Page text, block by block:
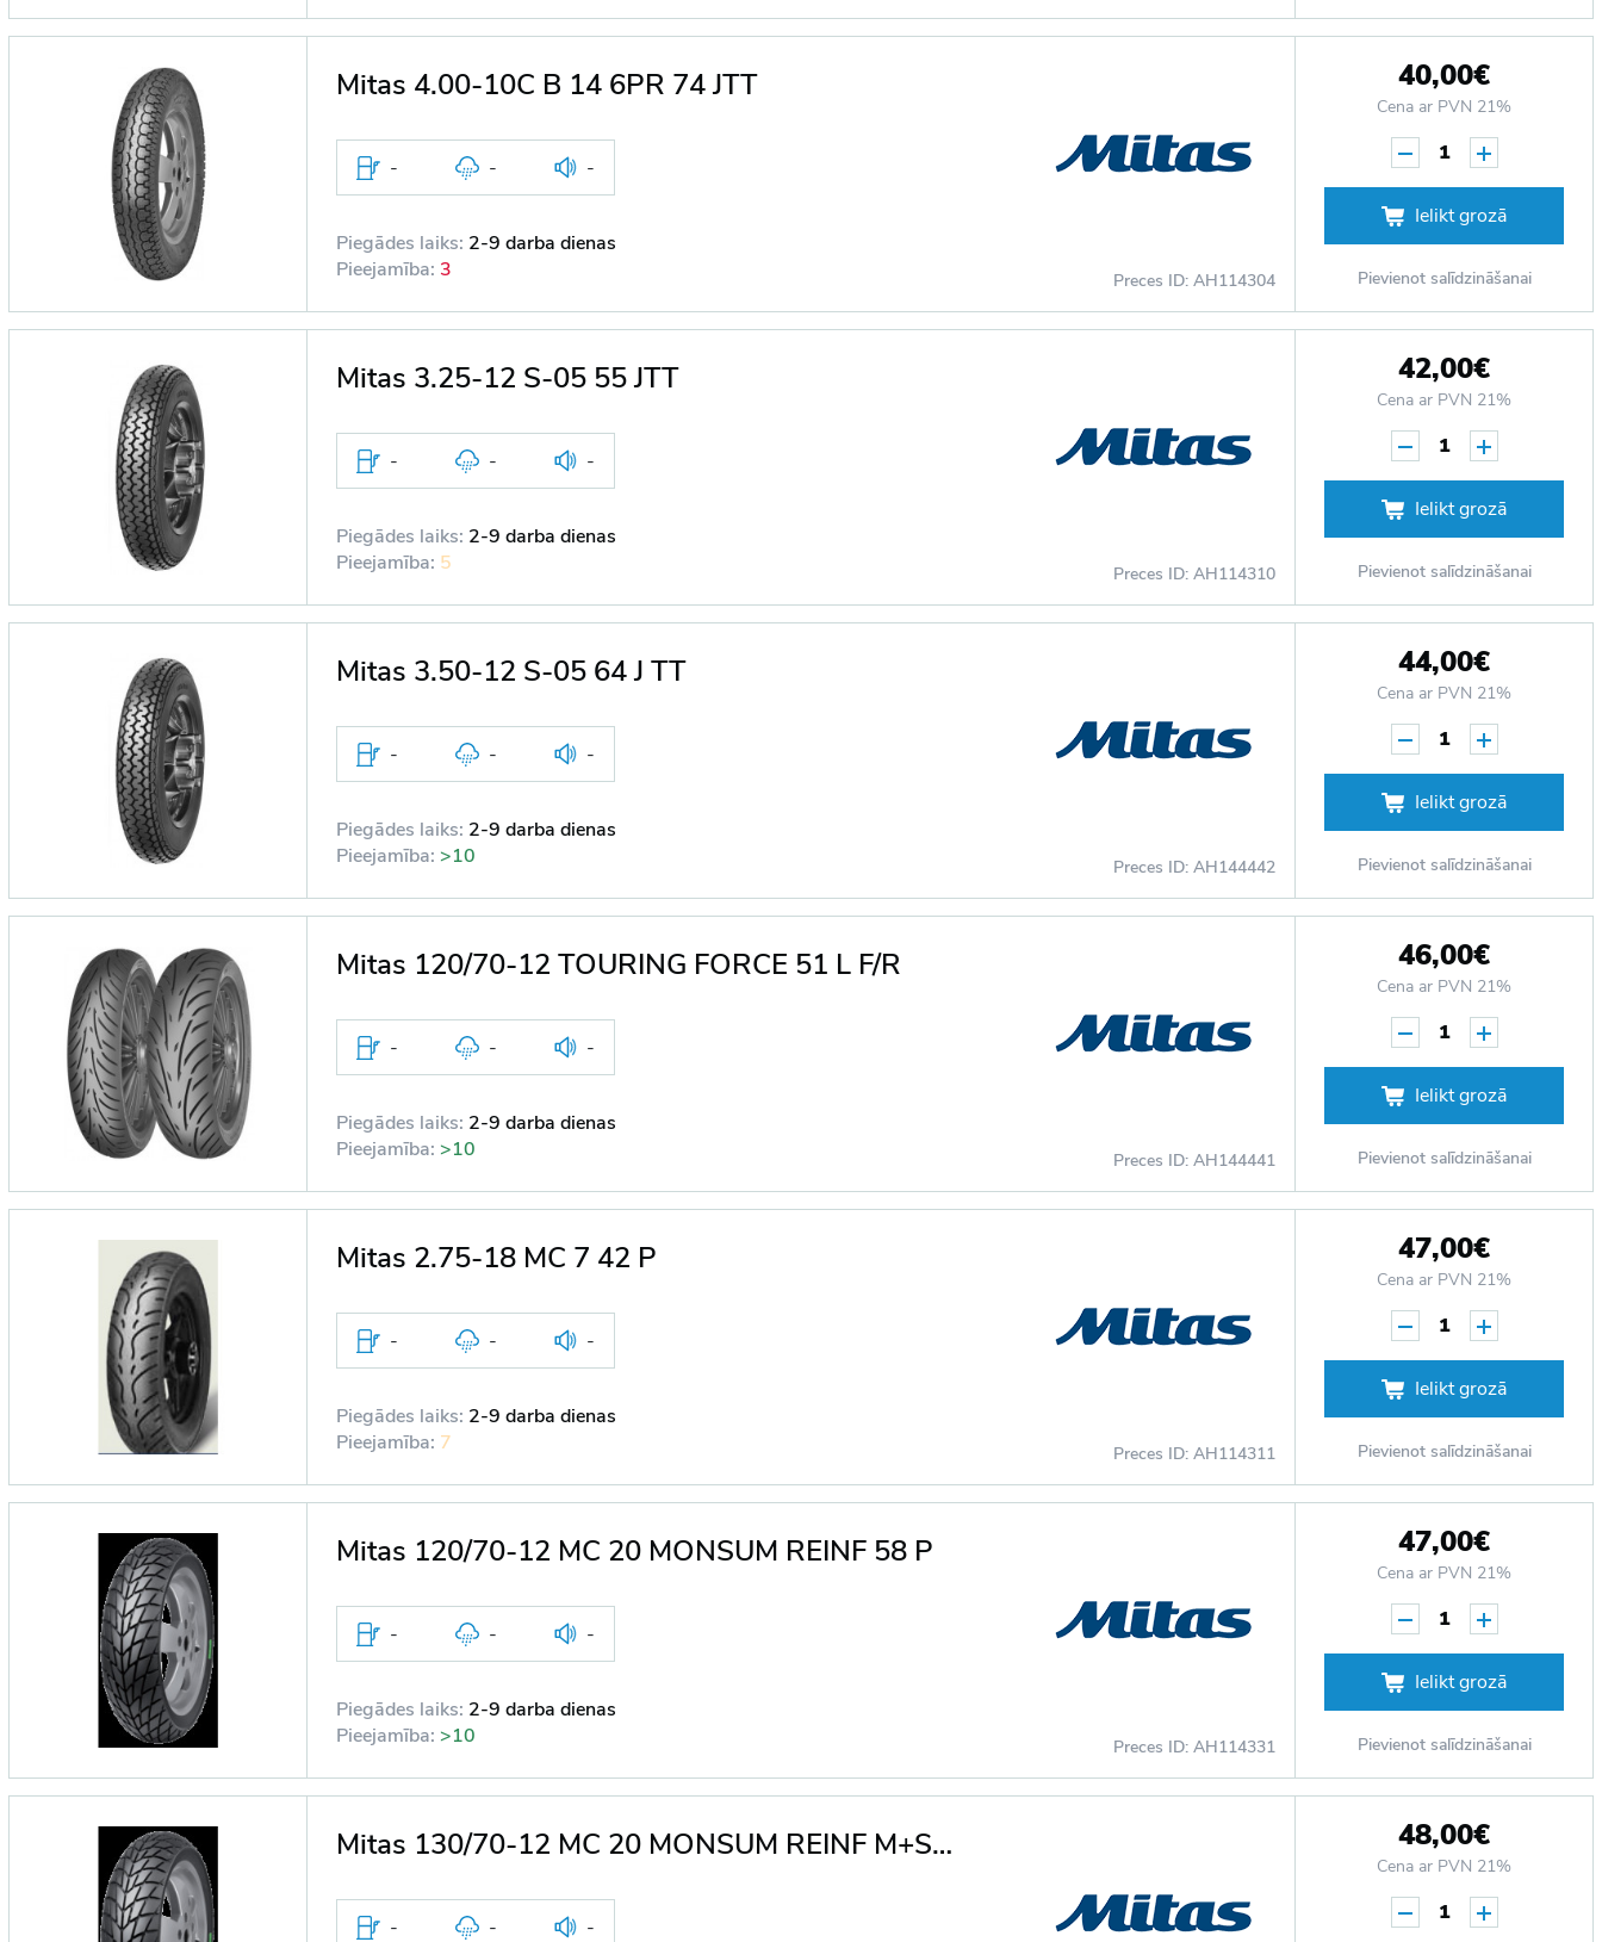
Mitas 4.00-10C B 14 6PR 74 JTT
- - -
Piegādes laiks: 2-9 darba dienas
Pieejamība: 3 Preces ID: AH114304
40,00€
Cena ar PVN 21%
1
Ielikt grozā
Pievienot salīdzināšanai
Mitas 3.25-12 S-05 55 JTT
- - -
Piegādes laiks: 2-9 darba dienas
Pieejamība: 5 Preces ID: AH114310
42,00€
Cena ar PVN 21%
1
Ielikt grozā
Pievienot salīdzināšanai
Mitas 3.50-12 S-05 64 J TT
- - -
Piegādes laiks: 2-9 darba dienas
Pieejamība: >10 Preces ID: AH144442
44,00€
Cena ar PVN 21%
1
Ielikt grozā
Pievienot salīdzināšanai
Mitas 120/70-12 TOURING FORCE 51 L F/R
- - -
Piegādes laiks: 2-9 darba dienas
Pieejamība: >10 Preces ID: AH144441
46,00€
Cena ar PVN 21%
1
Ielikt grozā
Pievienot salīdzināšanai
Mitas 2.75-18 MC 7 42 P
- - -
Piegādes laiks: 2-9 darba dienas
Pieejamība: 7 Preces ID: AH114311
47,00€
Cena ar PVN 21%
1
Ielikt grozā
Pievienot salīdzināšanai
Mitas 120/70-12 MC 20 MONSUM REINF 58 P
- - -
Piegādes laiks: 2-9 darba dienas
Pieejamība: >10 Preces ID: AH114331
47,00€
Cena ar PVN 21%
1
Ielikt grozā
Pievienot salīdzināšanai
Mitas 130/70-12 MC 20 MONSUM REINF M+S 62 P
- - -
48,00€
Cena ar PVN 21%
1